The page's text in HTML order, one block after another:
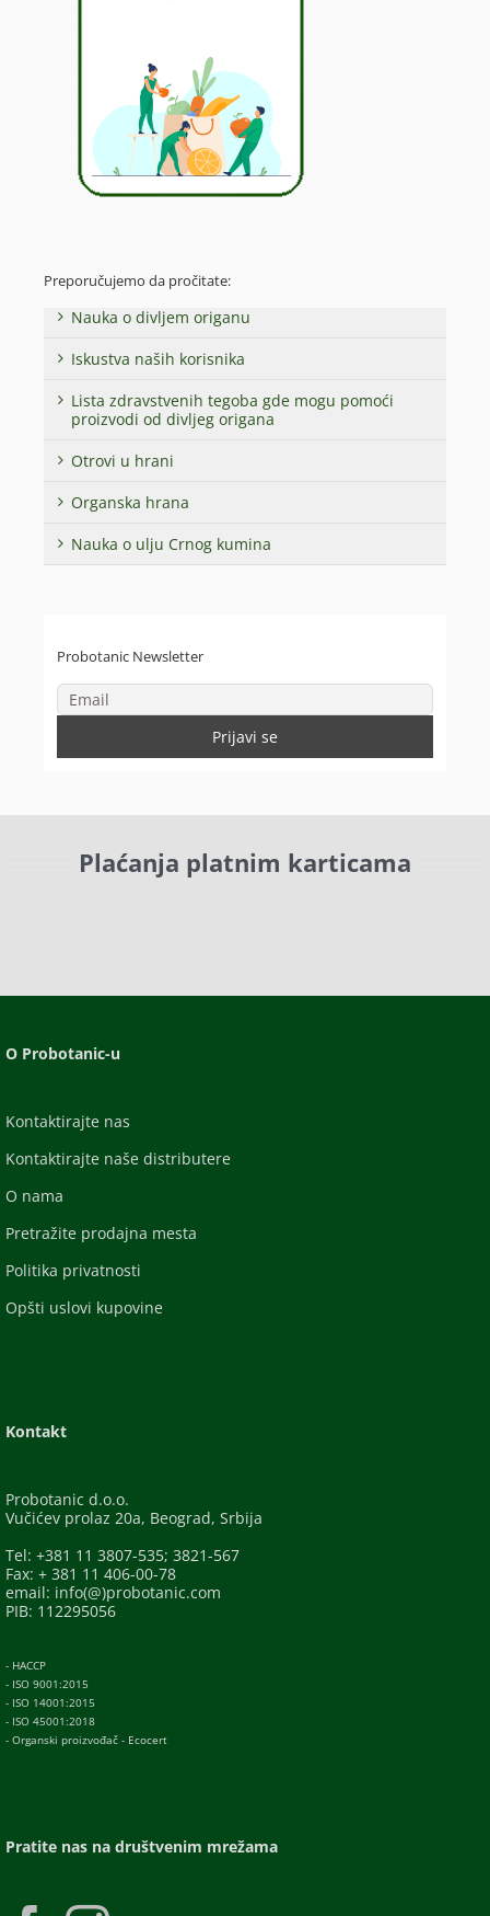
Preporučujemo da pročitate:
Nauka o divljem origanu
Iskustva naših korisnika
Lista zdravstvenih tegoba gde mogu pomoći
proizvodi od divljeg origana
Otrovi u hrani
Organska hrana
Nauka o ulju Crnog kumina
Probotanic Newsletter
Plaćanja platnim karticama
O Probotanic-u
Kontaktirajte nas
Kontaktirajte naše distributere
O nama
Pretražite prodajna mesta
Politika privatnosti
Opšti uslovi kupovine
Kontakt
Probotanic d.o.o.
Vučićev prolaz 20a, Beograd, Srbija
Tel: +381 11 3807-535; 3821-567
Fax: + 381 11 406-00-78
email: info(@)probotanic.com
PIB: 112295056
- HACCP
- ISO 9001:2015
- ISO 14001:2015
- ISO 45001:2018
- Organski proizvođač - Ecocert
Pratite nas na društvenim mrežama